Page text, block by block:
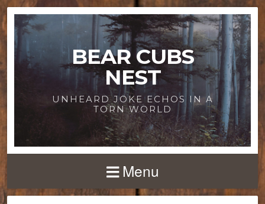
BEAR CUBS
NEST
UNHEARD JOKE ECHOS IN A
TORN WORLD
Menu